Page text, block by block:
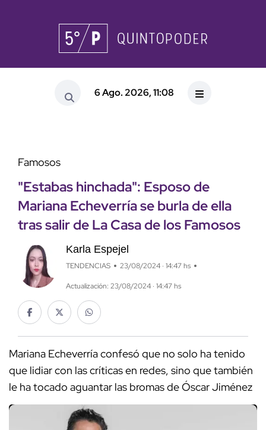
6 Ago. 2026, 11:08
Famosos
"Estabas hinchada": Esposo de
Mariana Echeverría se burla de ella
tras salir de La Casa de los Famosos
Karla Espejel
TENDENCIAS 23/08/2024 · 14:47 hs
Actualización: 23/08/2024 · 14:47 hs
Mariana Echeverría confesó que no solo ha tenido
que lidiar con las críticas en redes, sino que también
le ha tocado aguantar las bromas de Óscar Jiménez